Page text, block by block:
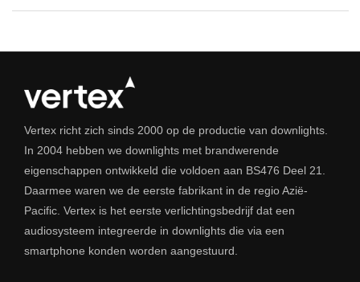
Vertex richt zich sinds 2000 op de productie van downlights.
In 2004 hebben we downlights met brandwerende
eigenschappen ontwikkeld die voldoen aan BS476 Deel 21.
Daarmee waren we de eerste fabrikant in de regio Azië-
Pacific. Vertex is het eerste verlichtingsbedrijf dat een
audiosysteem integreerde in downlights die via een
smartphone konden worden aangestuurd.